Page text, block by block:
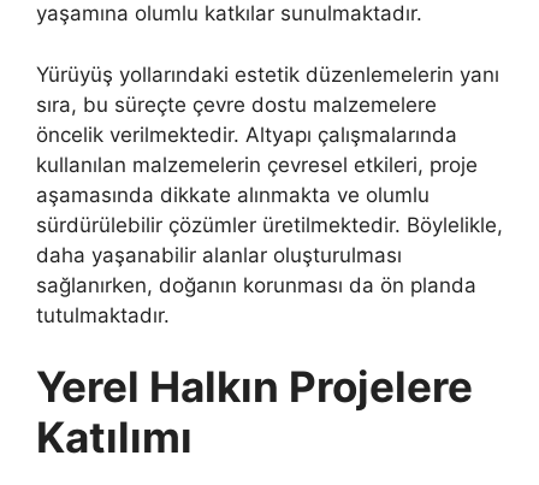
yaşamına olumlu katkılar sunulmaktadır.
Yürüyüş yollarındaki estetik düzenlemelerin yanı
sıra, bu süreçte çevre dostu malzemelere
öncelik verilmektedir. Altyapı çalışmalarında
kullanılan malzemelerin çevresel etkileri, proje
aşamasında dikkate alınmakta ve olumlu
sürdürülebilir çözümler üretilmektedir. Böylelikle,
daha yaşanabilir alanlar oluşturulması
sağlanırken, doğanın korunması da ön planda
tutulmaktadır.
Yerel Halkın Projelere
Katılımı